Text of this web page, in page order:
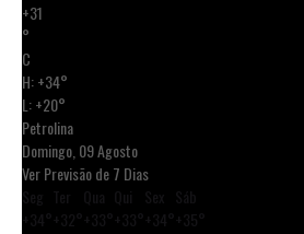
+31
°
C
H:+34°
L:+20°
Petrolina
Domingo, 09 Agosto
Ver Previsão de 7 Dias